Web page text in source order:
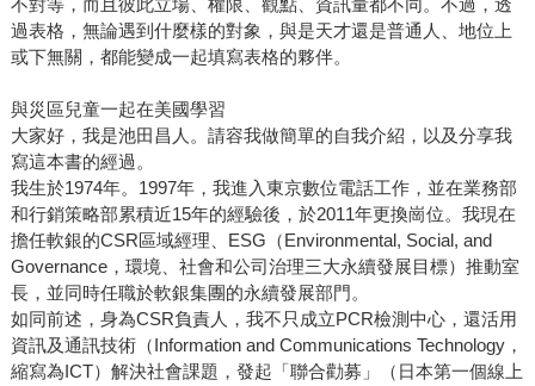
不對等，而且彼此立場、權限、觀點、資訊量都不同。不過，透
過表格，無論遇到什麼樣的對象，與是天才還是普通人、地位上
或下無關，都能變成一起填寫表格的夥伴。
與災區兒童一起在美國學習
大家好，我是池田昌人。請容我做簡單的自我介紹，以及分享我
寫這本書的經過。
我生於1974年。1997年，我進入東京數位電話工作，並在業務部
和行銷策略部累積近15年的經驗後，於2011年更換崗位。我現在
擔任軟銀的CSR區域經理、ESG（Environmental, Social, and
Governance，環境、社會和公司治理三大永續發展目標）推動室
長，並同時任職於軟銀集團的永續發展部門。
如同前述，身為CSR負責人，我不只成立PCR檢測中心，還活用
資訊及通訊技術（Information and Communications Technology，
縮寫為ICT）解決社會課題，發起「聯合勸募」（日本第一個線上